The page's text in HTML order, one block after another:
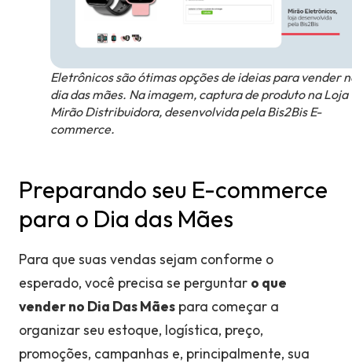
Eletrônicos são ótimas opções de ideias para vender
dia das mães. Na imagem, captura de produto na Loja
Mirão Distribuidora, desenvolvida pela Bis2Bis E-
commerce.
Preparando seu E-commerce
para o Dia das Mães
Para que suas vendas sejam conforme o
esperado, você precisa se perguntar o que
vender no Dia Das Mães para começar a
organizar seu estoque, logística, preço,
promoções, campanhas e, principalmente, sua